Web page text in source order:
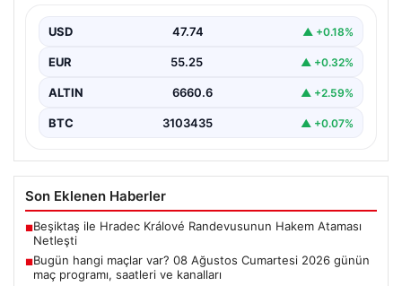
USD 47.74 ▲ +0.18%
EUR 55.25 ▲ +0.32%
ALTIN 6660.6 ▲ +2.59%
BTC 3103435 ▲ +0.07%
Son Eklenen Haberler
■Beşiktaş ile Hradec Králové Randevusunun Hakem Ataması
Netleşti
■Bugün hangi maçlar var? 08 Ağustos Cumartesi 2026 günün
maç programı, saatleri ve kanalları